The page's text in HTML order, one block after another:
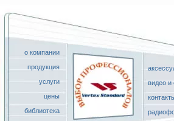
о компании
продукция
услуги
цены
библиотека
видео и